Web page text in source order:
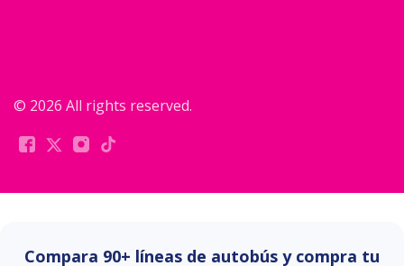
© 2026 All rights reserved.
Compara 90+ líneas de autobús y compra tu